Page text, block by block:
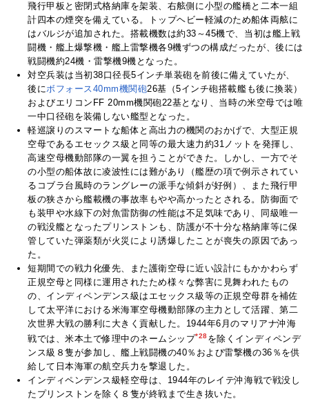
飛行甲板と密閉式格納庫を架装、右舷側に小型の艦橋と二本一組
計四本の煙突を備えている。トップヘビー軽減のため船体両舷に
はバルジが追加された。搭載機数は約33～45機で、当初は艦上戦
闘機・艦上爆撃機・艦上雷撃機各9機ずつの構成だったが、後には
戦闘機約24機・雷撃機9機となった。
対空兵装は当初38口径長5インチ単装砲を前後に備えていたが、
後にボフォース40mm機関砲26基（5インチ砲搭載艦も後に換装）
およびエリコンFF 20mm機関砲22基となり、当時の米空母では唯
一中口径砲を装備しない艦型となった。
軽巡譲りのスマートな船体と高出力の機関のおかげで、大型正規
空母であるエセックス級と同等の最大速力約31ノットを発揮し、
高速空母機動部隊の一翼を担うことができた。しかし、一方でそ
の小型の船体故に凌波性には難があり（艦歴の項で例示されてい
るコブラ台風時のラングレーの派手な傾斜が好例）、また飛行甲
板の狭さから艦載機の事故率もやや高かったとされる。防御面で
も装甲や水線下の対魚雷防御の性能は不足気味であり、同級唯一
の戦没艦となったプリンストンも、防護が不十分な格納庫等に保
管していた弾薬類が火災により誘爆したことが喪失の原因であっ
た。
短期間での戦力化優先、また護衛空母に近い設計にもかかわらず
正規空母と同様に運用されたため様々な弊害に見舞われたもの
の、インディペンデンス級はエセックス級等の正規空母群を補佐
して太平洋における米海軍空母機動部隊の主力として活躍、第二
次世界大戦の勝利に大きく貢献した。1944年6月のマリアナ沖海
戦では、米本土で修理中のネームシップ*28を除くインディペンデ
ンス級８隻が参加し、艦上戦闘機の40％および雷撃機の36％を供
給して日本海軍の航空兵力を撃退した。
インディペンデンス級軽空母は、1944年のレイテ沖海戦で戦没し
たプリンストンを除く８隻が終戦まで生き抜いた。